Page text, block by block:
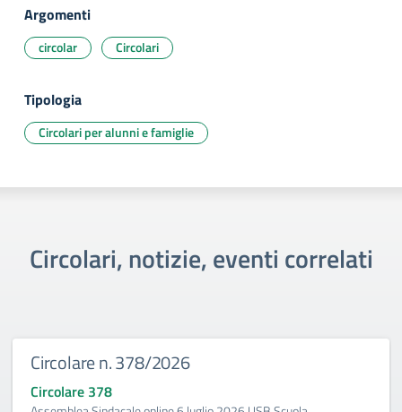
Argomenti
circolar Circolari
Tipologia
Circolari per alunni e famiglie
Circolari, notizie, eventi correlati
Circolare n. 378/2026
Circolare 378